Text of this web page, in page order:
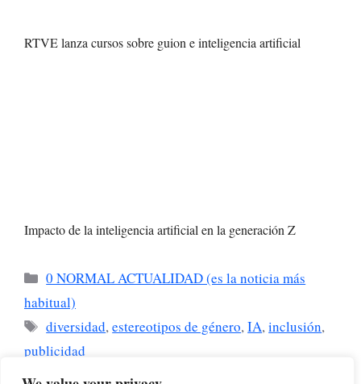
RTVE lanza cursos sobre guion e inteligencia artificial
Impacto de la inteligencia artificial en la generación Z
Categorías
0 NORMAL ACTUALIDAD (es la noticia más
habitual)
Etiquetas
diversidad,estereotipos de género,IA,inclusión,
publicidad
China acelera su plan para dominar la IA